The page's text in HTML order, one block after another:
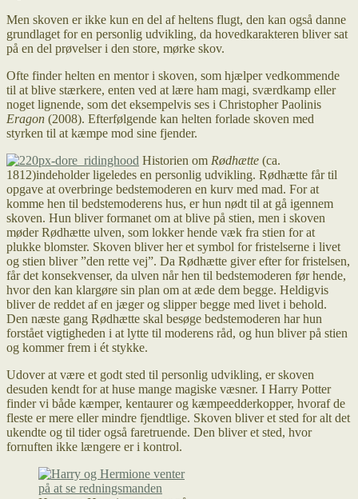
Men skoven er ikke kun en del af heltens flugt, den kan også danne
grundlaget for en personlig udvikling, da hovedkarakteren bliver sat
på en del prøvelser i den store, mørke skov.
Ofte finder helten en mentor i skoven, som hjælper vedkommende
til at blive stærkere, enten ved at lære ham magi, sværdkamp eller
noget lignende, som det eksempelvis ses i Christopher Paolinis
Eragon (2008). Efterfølgende kan helten forlade skoven med
styrken til at kæmpe mod sine fjender.
Historien om Rødhætte (ca.
1812)indeholder ligeledes en personlig udvikling. Rødhætte får til
opgave at overbringe bedstemoderen en kurv med mad. For at
komme hen til bedstemoderens hus, er hun nødt til at gå igennem
skoven. Hun bliver formanet om at blive på stien, men i skoven
møder Rødhætte ulven, som lokker hende væk fra stien for at
plukke blomster. Skoven bliver her et symbol for fristelserne i livet
og stien bliver ”den rette vej”. Da Rødhætte giver efter for fristelsen,
får det konsekvenser, da ulven når hen til bedstemoderen før hende,
hvor den kan klargøre sin plan om at æde dem begge. Heldigvis
bliver de reddet af en jæger og slipper begge med livet i behold.
Den næste gang Rødhætte skal besøge bedstemoderen har hun
forstået vigtigheden i at lytte til moderens råd, og hun bliver på stien
og kommer frem i ét stykke.
Udover at være et godt sted til personlig udvikling, er skoven
desuden kendt for at huse mange magiske væsner. I Harry Potter
finder vi både kæmper, kentaurer og kæmpeedderkopper, hvoraf de
fleste er mere eller mindre fjendtlige. Skoven bliver et sted for alt det
ukendte og til tider også faretruende. Den bliver et sted, hvor
fornuften ikke længere er i kontrol.